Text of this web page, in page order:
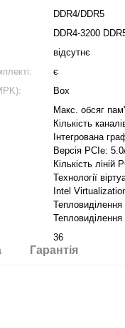
DDR4/DDR5
DDR4-3200
відсутнє
є
Box
Макс. обсяг
Кількість
Інтегрована
Версія PCIe:
Кількість ліній
Технології
Intel
36
Гарантія